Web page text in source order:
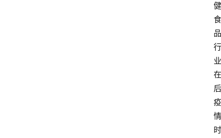
健
食
品
行
业
在
后
疫
情
时